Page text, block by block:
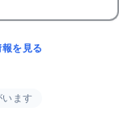
を見る
ます